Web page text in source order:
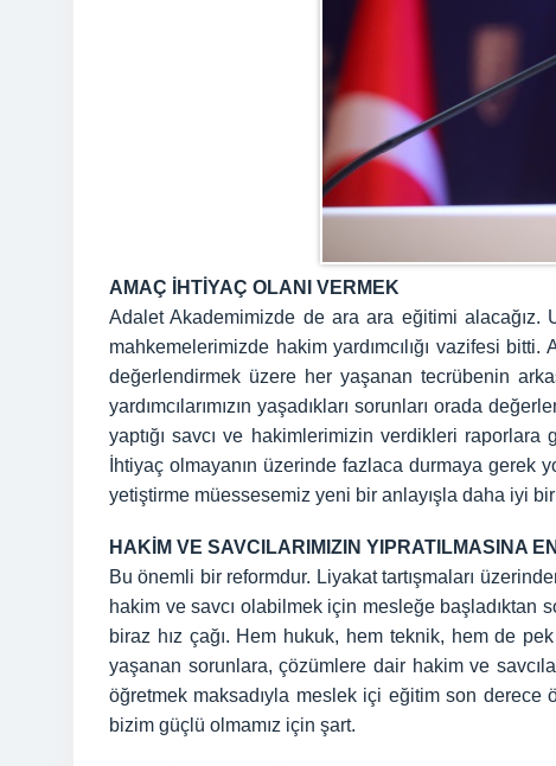
AMAÇ İHTİYAÇ OLANI VERMEK
Adalet Akademimizde de ara ara eğitimi alacağız.
mahkemelerimizde hakim yardımcılığı vazifesi
değerlendirmek üzere her yaşanan tecrübenin
yardımcılarımızın yaşadıkları sorunları orada
yaptığı savcı ve hakimlerimizin verdikleri
İhtiyaç olmayanın üzerinde fazlaca durmaya
yetiştirme müessesemiz yeni bir anlayışla daha iyi
HAKİM VE SAVCILARIMIZIN YIPRATILMASINA
Bu önemli bir reformdur. Liyakat tartışmaları
hakim ve savcı olabilmek için mesleğe başladıktan
biraz hız çağı. Hem hukuk, hem teknik, hem de
yaşanan sorunlara, çözümlere dair hakim ve
öğretmek maksadıyla meslek içi eğitim son derece
bizim güçlü olmamız için şart.